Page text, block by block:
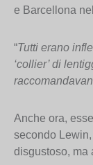
e Barcellona
“Tutti erano
‘collier’ di
Anche ora,
secondo
disgustoso, ma